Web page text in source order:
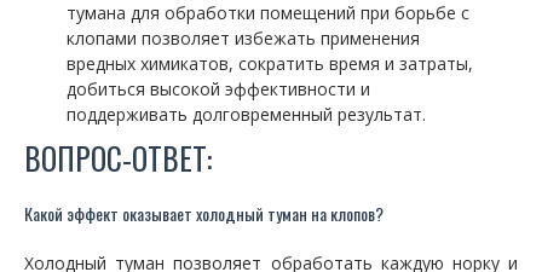
тумана для обработки помещений при борьбе с
клопами позволяет избежать применения
вредных химикатов, сократить время и затраты,
добиться высокой эффективности и
поддерживать долговременный результат.
ВОПРОС-ОТВЕТ:
Какой эффект оказывает холодный туман на клопов?
Холодный туман позволяет обработать каждую норку и